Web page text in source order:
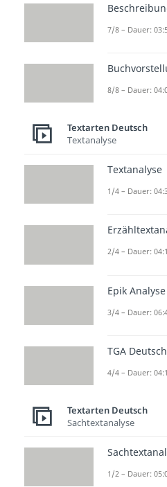
„Alles
liebe
neue
„Zu
ich dir
das
und
Liebe
auf
Doch das
7/8 – Dauer:
8/8 – Dauer:
Textarten Deutsch
Textanalyse
Textanalyse
1/4 – Dauer:
2/4 – Dauer:
Epik Analyse
3/4 – Dauer:
TGA Deutsch
4/4 – Dauer:
Textarten Deutsch
Sachtextanalyse
1/2 – Dauer: